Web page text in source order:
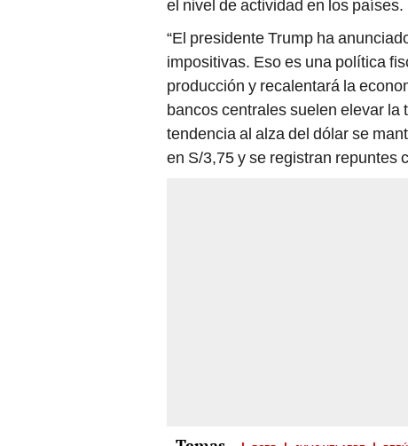
el nivel de actividad en los países.
“El presidente Trump ha
impositivas. Eso es una política
producción y recalentará la
bancos centrales suelen elevar la
tendencia al alza del dólar se
en S/3,75 y se registran repuntes